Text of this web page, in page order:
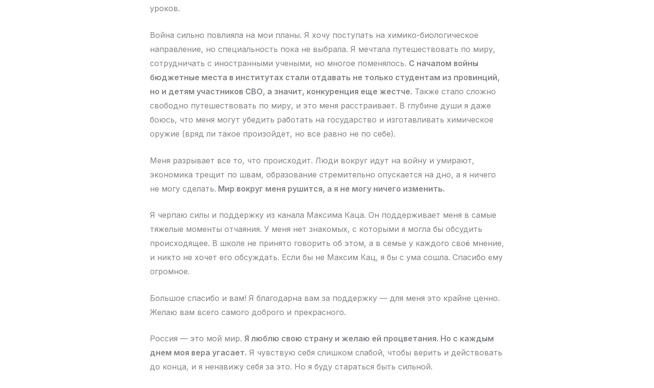
уроков.
Война сильно повлияла на мои планы. Я хочу поступать на химико-биологическое
направление, но специальность пока не выбрала. Я мечтала путешествовать по миру,
сотрудничать с иностранными учеными, но многое поменялось. С началом войны
бюджетные места в институтах стали отдавать не только студентам из провинций,
но и детям участников СВО, а значит, конкуренция еще жестче. Также стало сложно
свободно путешествовать по миру, и это меня расстраивает. В глубине души я даже
боюсь, что меня могут убедить работать на государство и изготавливать химическое
оружие (вряд ли такое произойдет, но все равно не по себе).
Меня разрывает все то, что происходит. Люди вокруг идут на войну и умирают,
экономика трещит по швам, образование стремительно опускается на дно, а я ничего
не могу сделать. Мир вокруг меня рушится, а я не могу ничего изменить.
Я черпаю силы и поддержку из канала Максима Каца. Он поддерживает меня в самые
тяжелые моменты отчаяния. У меня нет знакомых, с которыми я могла бы обсудить
происходящее. В школе не принято говорить об этом, а в семье у каждого своё мнение,
и никто не хочет его обсуждать. Если бы не Максим Кац, я бы с ума сошла. Спасибо ему
огромное.
Большое спасибо и вам! Я благодарна вам за поддержку — для меня это крайне ценно.
Желаю вам всего самого доброго и прекрасного.
Россия — это мой мир. Я люблю свою страну и желаю ей процветания. Но с каждым
днем моя вера угасает. Я чувствую себя слишком слабой, чтобы верить и действовать
до конца, и я ненавижу себя за это. Но я буду стараться быть сильной.